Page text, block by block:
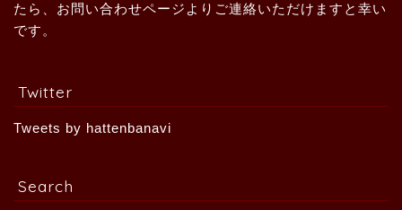
たら、お問い合わせページよりご連絡いただけますと幸い
です。
Twitter
Tweets by hattenbanavi
Search